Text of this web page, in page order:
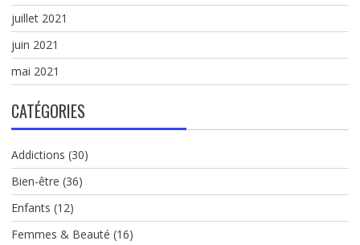
juillet 2021
juin 2021
mai 2021
CATÉGORIES
Addictions (30)
Bien-être (36)
Enfants (12)
Femmes & Beauté (16)